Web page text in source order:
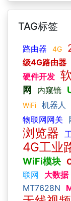
TAG标签
路由器 4G
级4G路由器
硬件开发
网
内窥镜
WiFi
机器人
物联网网关
浏览器
4G工业
WiFi模块
联网
大数据
MT7628N